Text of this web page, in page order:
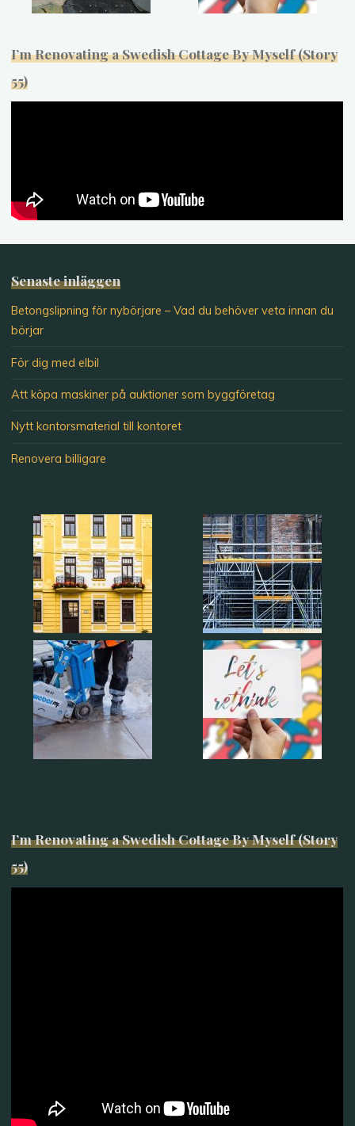
I’m Renovating a Swedish Cottage By Myself (Story
55)
Senaste inläggen
Betongslipning för nybörjare – Vad du behöver veta innan du
börjar
För dig med elbil
Att köpa maskiner på auktioner som byggföretag
Nytt kontorsmaterial till kontoret
Renovera billigare
I’m Renovating a Swedish Cottage By Myself (Story
55)